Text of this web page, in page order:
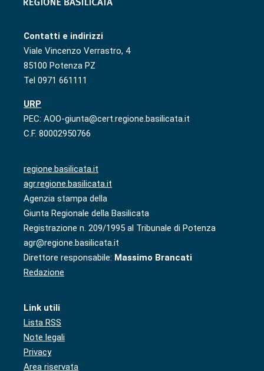
Contatti e indirizzi
Viale Vincenzo Verrastro, 4
85100 Potenza PZ
Tel 0971 661111
URP
PEC: AOO-giunta@cert.regione.basilicata.it
C.F. 80002950766
regione.basilicata.it
agr.regione.basilicata.it
Agenzia stampa della
Giunta Regionale della Basilicata
Registrazione n. 209/1995 al Tribunale di Potenza
agr@regione.basilicata.it
Direttore responsabile: Massimo Brancati
Redazione
Link utili
Lista RSS
Note legali
Privacy
Area riservata